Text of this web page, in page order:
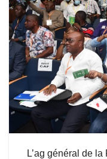
L’ag général de